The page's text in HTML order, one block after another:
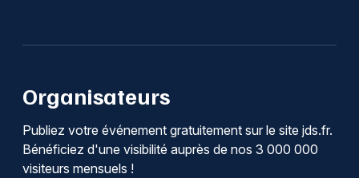
Organisateurs
Publiez votre événement gratuitement sur le site jds.fr.
Bénéficiez d'une visibilité auprès de nos 3 000 000
visiteurs mensuels !